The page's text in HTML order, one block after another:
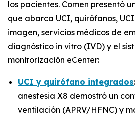
los pacientes. Comen presentó
que abarca UCI, quirófanos,
imagen, servicios médicos de
diagnóstico in vitro (IVD) y el
monitorización eCenter:
UCI y quirófano integrados:
anestesia X8 demostró un
ventilación (APRV/HFNC) y